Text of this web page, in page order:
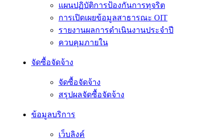
แผนปฏิบัติการป้องกันการทุจริต
การเปิดเผยข้อมูลสาธารณะ OIT
รายงานผลการดำเนินงานประจำปี
ควบคุมภายใน
จัดซื้อจัดจ้าง
จัดซื้อจัดจ้าง
สรุปผลจัดซื้อจัดจ้าง
ข้อมูลบริการ
เว็บลิงค์